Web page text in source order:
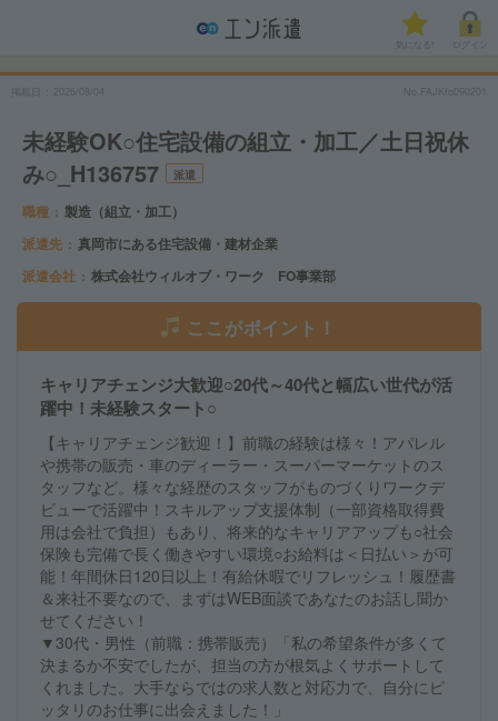
気になる!
2026/08/04 No.FAJKfo090201
未経験OK○住宅設備の組立・加工／土日祝休
み○_H136757
派遣
職種
製造（組立・加工）
派遣先
真岡市にある住宅設備・建材企業
派遣会社
株式会社ウィルオブ・ワーク FO事業部
ここがポイント！
キャリアチェンジ大歓迎○20代～40代と幅広い世代が活
躍中！未経験スタート○
【キャリアチェンジ歓迎！】前職の経験は様々！アパレル
や携帯の販売・車のディーラー・スーパーマーケットのス
タッフなど。様々な経歴のスタッフがものづくりワークデ
ビューで活躍中！スキルアップ支援体制（一部資格取得費
用は会社で負担）もあり、将来的なキャリアアップも○社会
保険も完備で長く働きやすい環境○お給料は＜日払い＞が可
能！年間休日120日以上！有給休暇でリフレッシュ！履歴書
＆来社不要なので、まずはWEB面談であなたのお話し聞か
せてください！
▼30代・男性（前職：携帯販売）「私の希望条件が多くて
決まるか不安でしたが、担当の方が根気よくサポートして
くれました。大手ならではの求人数と対応力で、自分にピ
ッタリのお仕事に出会えました！」